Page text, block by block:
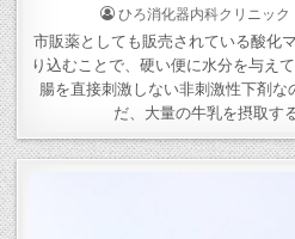
POSTED
BY
ひろ消化器内科クリニック
市販薬としても販売されている酸化
り込むことで、硬い便に水分を与え
腸を直接刺激しない非刺激性下剤な
だ、大量の牛乳を摂取す